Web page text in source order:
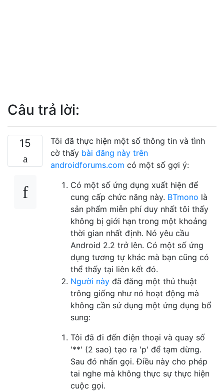
Câu trả lời:
15
Tôi đã thực hiện một số thông tin và tình
cờ thấy bài đăng này trên
androidforums.com có một số gợi ý:
Có một số ứng dụng xuất hiện để
cung cấp chức năng này. BTmono là
sản phẩm miễn phí duy nhất tôi thấy
không bị giới hạn trong một khoảng
thời gian nhất định. Nó yêu cầu
Android 2.2 trở lên. Có một số ứng
dụng tương tự khác mà bạn cũng có
thể thấy tại liên kết đó.
Người này đã đăng một thủ thuật
trông giống như nó hoạt động mà
không cần sử dụng một ứng dụng bổ
sung:
Tôi đã đi đến điện thoại và quay số
'**' (2 sao) tạo ra 'p' để tạm dừng.
Sau đó nhấn gọi. Điều này cho phép
tai nghe mà không thực sự thực hiện
cuộc gọi.